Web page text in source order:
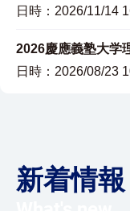
日時：2026/11/14
2026慶應義塾大学
日時：2026/08/23
新着情報